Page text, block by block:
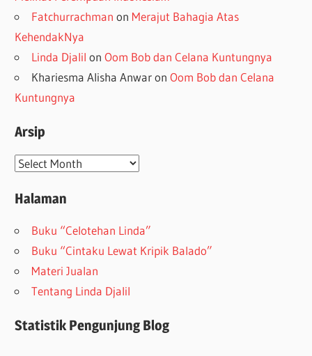
Fatchurrachman on Merajut Bahagia Atas
KehendakNya
Linda Djalil onOom Bob dan Celana Kuntungnya
Khariesma Alisha AnwaronOom Bob dan Celana
Kuntungnya
Arsip
Arsip
Halaman
Buku “Celotehan Linda”
Buku “Cintaku Lewat Kripik Balado”
Materi Jualan
Tentang Linda Djalil
Statistik Pengunjung Blog